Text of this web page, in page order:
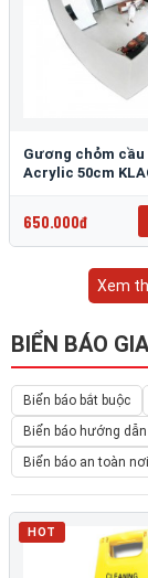
Gương chỏm cầu
Acrylic 50cm
650.000đ
Xem
BIỂN BÁO
Biển báo bắt buộc
Biển báo hướng
Biển báo an toàn
HOT